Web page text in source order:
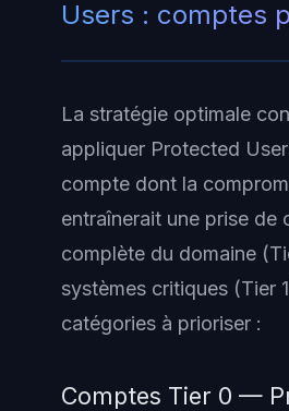
Users : comptes
La stratégie optimale
appliquer Protected
compte dont la
entraînerait une prise de
complète du domaine
systèmes critiques (Tier
catégories à prioriser :
Comptes Tier 0 —